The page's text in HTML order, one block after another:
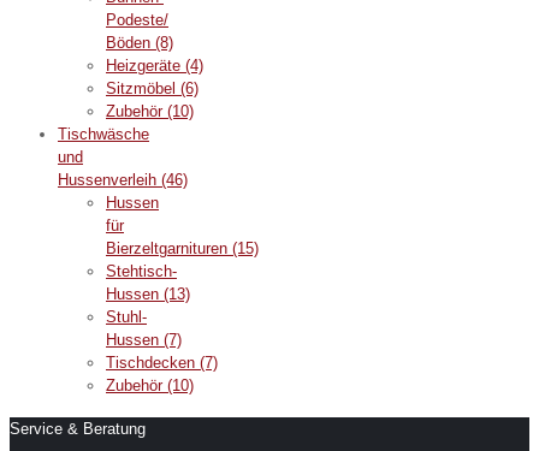
Podeste/
Böden (8)
Heizgeräte (4)
Sitzmöbel (6)
Zubehör (10)
Tischwäsche
und
Hussenverleih (46)
Hussen
für
Bierzeltgarnituren (15)
Stehtisch-
Hussen (13)
Stuhl-
Hussen (7)
Tischdecken (7)
Zubehör (10)
Service & Beratung